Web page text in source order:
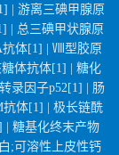
| 游离三碘甲腺原
| 总三碘甲状腺原
体[1] | Ⅷ型胶原
体抗体[1] | 糖化
录因子p52[1] | 肠
抗体[1] | 极长链酰
| 糖基化终末产物
;可溶性上皮性钙